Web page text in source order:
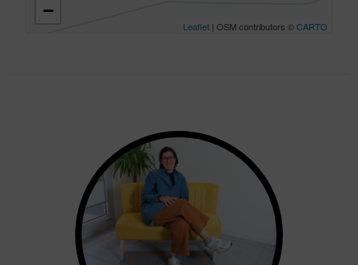
−
Leaflet| OSM contributors ©CARTO